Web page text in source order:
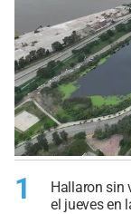
1
Hallaron sin
el jueves en